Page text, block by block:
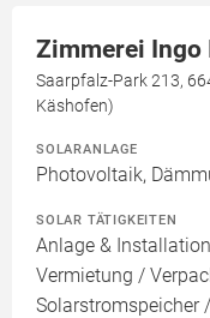
Zimmerei Ingo
Saarpfalz-Park 213,
Käshofen)
SOLARANLAGE
Photovoltaik,
SOLAR TÄTIGKEITEN
Anlage &
Vermietung /
Solarstromspeicher